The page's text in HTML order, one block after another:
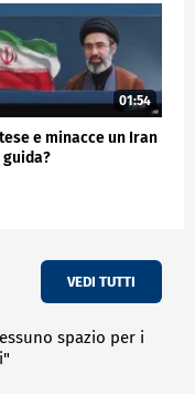
01:54
e minacce un Iran
guida?
VEDI TUTTI
spazio per i